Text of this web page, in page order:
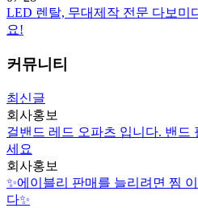
LED 렌탈, 무대제작 전문 다보미
요!
커뮤니티
최신글
회사홍보
걸밴드 레드 오파츠 입니다. 밴드
세요
회사홍보
✨에이블리 판매를 늘리려면 찜
다✨